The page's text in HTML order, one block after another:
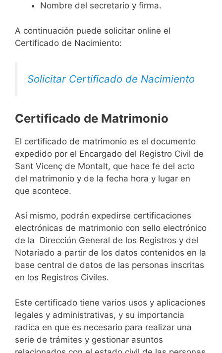
Nombre del secretario y firma.
A continuación puede solicitar online el
Certificado de Nacimiento:
Solicitar Certificado de Nacimiento
Certificado de Matrimonio
El certificado de matrimonio es el documento
expedido por el Encargado del Registro Civil de
Sant Vicenç de Montalt, que hace fe del acto
del matrimonio y de la fecha hora y lugar en
que acontece.
Así mismo, podrán expedirse certificaciones
electrónicas de matrimonio con sello electrónico
de la Dirección General de los Registros y del
Notariado a partir de los datos contenidos en la
base central de datos de las personas inscritas
en los Registros Civiles.
Este certificado tiene varios usos y aplicaciones
legales y administrativas, y su importancia
radica en que es necesario para realizar una
serie de trámites y gestionar asuntos